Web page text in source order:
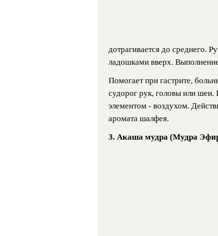
дотрагивается до среднего.
ладошками вверх.
Помогает при гастрите,
судорог рук, головы или шеи.
элементом - воздухом.
аромата шалфея.
3. Акаша мудра (Мудра